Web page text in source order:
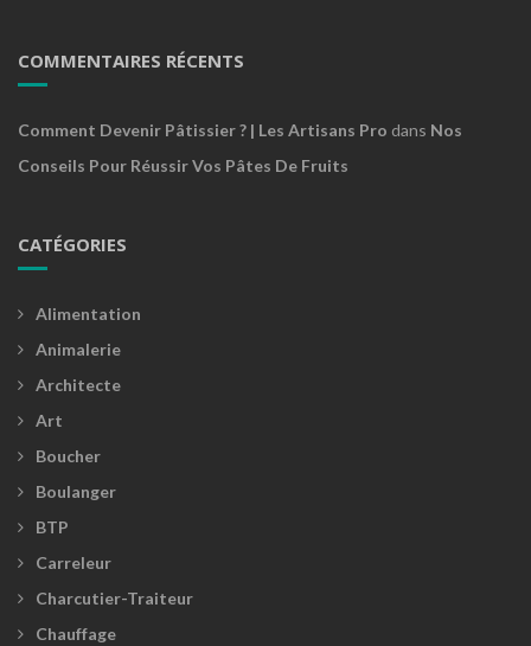
COMMENTAIRES RÉCENTS
Comment Devenir Pâtissier ? | Les Artisans Pro dans Nos
Conseils Pour Réussir Vos Pâtes De Fruits
CATÉGORIES
Alimentation
Animalerie
Architecte
Art
Boucher
Boulanger
BTP
Carreleur
Charcutier-Traiteur
Chauffage